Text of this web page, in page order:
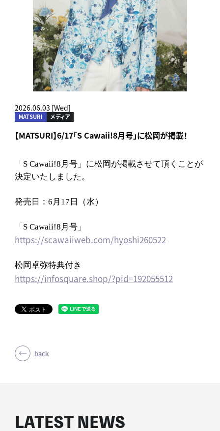
2026.06.03 [Wed]
MATSURI メディア
【MATSURI】6/17「S Cawaii!8月号」に松岡が掲載！
「S Cawaii!8月号」に松岡が掲載させて頂くことが
決定いたしました。
発売日：6月17日（水）
「S Cawaii!8月号」
https://scawaiiweb.com/hyoshi260522
松岡卓弥特典付き
https://infosquare.shop/?pid=192055512
back
LATEST NEWS